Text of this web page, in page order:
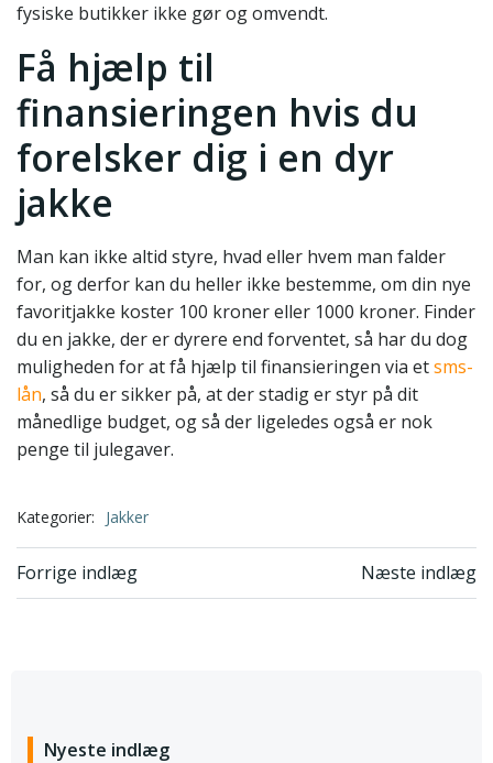
fysiske butikker ikke gør og omvendt.
Få hjælp til
finansieringen hvis du
forelsker dig i en dyr
jakke
Man kan ikke altid styre, hvad eller hvem man falder
for, og derfor kan du heller ikke bestemme, om din nye
favoritjakke koster 100 kroner eller 1000 kroner. Finder
du en jakke, der er dyrere end forventet, så har du dog
muligheden for at få hjælp til finansieringen via etsms-
lån, så du er sikker på, at der stadig er styr på dit
månedlige budget, og så der ligeledes også er nok
penge til julegaver.
Kategorier: Jakker
Indlægsnavigation
Forrige indlæg Næste indlæg
Nyeste indlæg